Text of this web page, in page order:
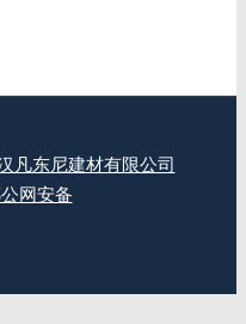
凡东尼建材有限公司
网安备